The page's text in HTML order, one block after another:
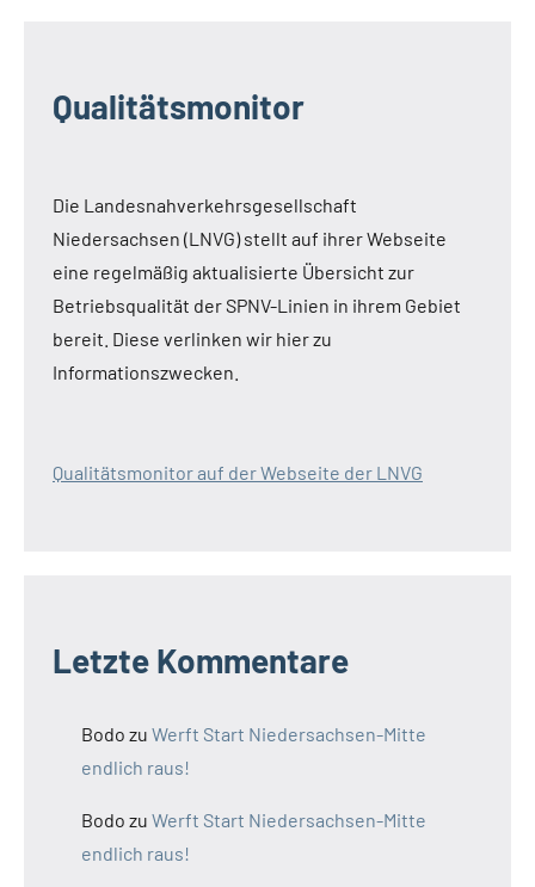
Qualitätsmonitor
Die Landesnahverkehrsgesellschaft
Niedersachsen (LNVG) stellt auf ihrer Webseite
eine regelmäßig aktualisierte Übersicht zur
Betriebsqualität der SPNV-Linien in ihrem Gebiet
bereit. Diese verlinken wir hier zu
Informationszwecken.
Qualitätsmonitor auf der Webseite der LNVG
Letzte Kommentare
Bodo zu Werft Start Niedersachsen-Mitte
endlich raus!
Bodo zu Werft Start Niedersachsen-Mitte
endlich raus!